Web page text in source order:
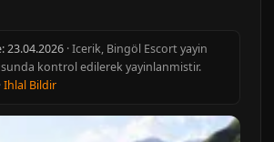
23.04.2026 · Icerik, Bingöl Escort yayin
kontrol edilerek yayinlanmistir.
·Ihlal Bildir